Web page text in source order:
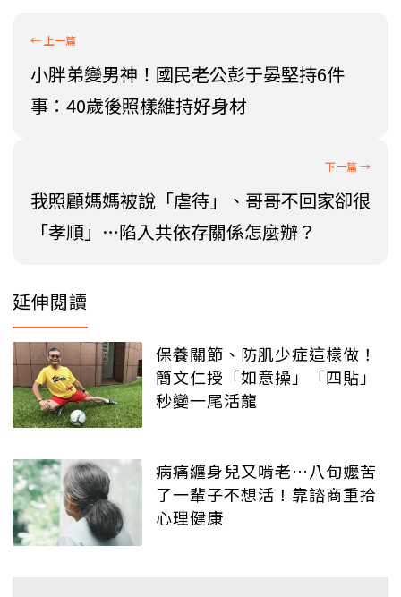
小胖弟變男神！國民老公彭于晏堅持6件
事：40歲後照樣維持好身材
我照顧媽媽被說「虐待」、哥哥不回家卻很
「孝順」…陷入共依存關係怎麼辦？
延伸閱讀
保養關節、防肌少症這樣做！
簡文仁授「如意操」「四貼」
秒變一尾活龍
病痛纏身兒又啃老…八旬嬤苦
了一輩子不想活！靠諮商重拾
心理健康